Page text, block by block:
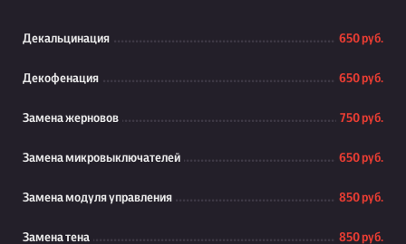
Декальцинация 650 руб.
Декофенация 650 руб.
Замена жерновов 750 руб.
Замена микровыключателей 650 руб.
Замена модуля управления 850 руб.
Замена тена 850 руб.